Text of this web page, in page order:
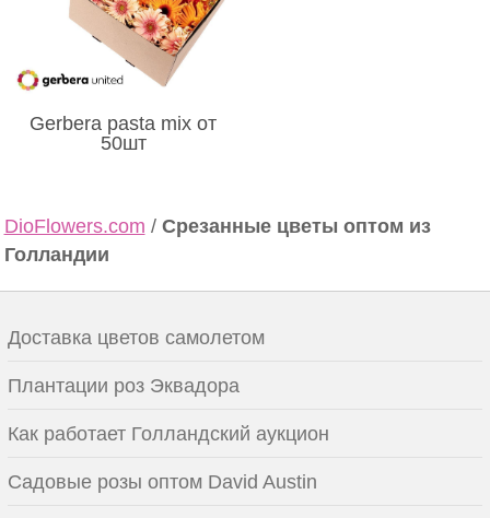
Gerbera pasta mix от
50шт
DioFlowers.com / Срезанные цветы оптом из
Голландии
Доставка цветов самолетом
Плантации роз Эквадора
Как работает Голландский аукцион
Садовые розы оптом David Austin